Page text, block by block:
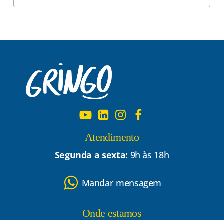
Atendimento
Segunda a sexta: 9h às 18h
Mandar mensagem
Onde estamos